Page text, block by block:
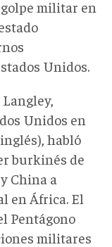
militar en
Unidos.
Unidos en
habló
burkinés de
China a
en África. El
Pentágono
militares